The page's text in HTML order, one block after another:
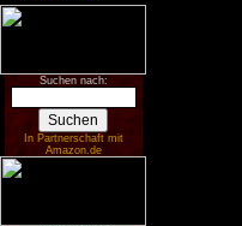
Suchen nach:
In Partnerschaft mit
Amazon.de